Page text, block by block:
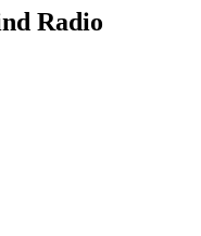
Radio